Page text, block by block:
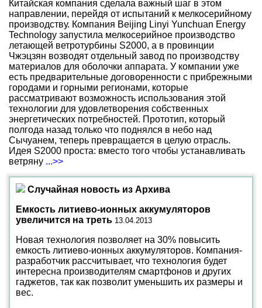
Китайская компания сделала важный шаг в этом
направлении, перейдя от испытаний к мелкосерийному
производству. Компания Beijing Linyi Yunchuan Energy
Technology запустила мелкосерийное производство
летающей ветротурбины S2000, а в провинции
Чжэцзян возводят отдельный завод по производству
материалов для оболочки аппарата. У компании уже
есть предварительные договоренности с прибрежными
городами и горными регионами, которые
рассматривают возможность использования этой
технологии для удовлетворения собственных
энергетических потребностей. Прототип, который
полгода назад только что поднялся в небо над
Сычуанем, теперь превращается в целую отрасль.
Идея S2000 проста: вместо того чтобы устанавливать
ветряну ...>>
Случайная новость из Архива
Емкость литиево-ионных аккумуляторов
увеличится на треть 13.04.2013
Новая технология позволяет на 30% повысить
емкость литиево-ионных аккумуляторов. Компания-
разработчик рассчитывает, что технология будет
интересна производителям смартфонов и других
гаджетов, так как позволит уменьшить их размеры и
вес.